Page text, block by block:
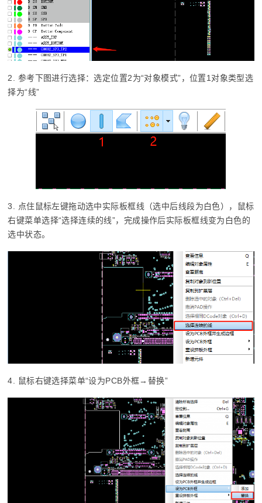
2. 参考下图进行选择：选定位置2为“对象模式”，位置1对象类型选
择为“线”
3. 点住鼠标左键拖动选中实际板框线（选中后线段为白色），鼠标
右键菜单选择“选择连续的线”，完成操作后实际板框线变为白色的
选中状态。
4. 鼠标右键选择菜单“设为PCB外框→替换”